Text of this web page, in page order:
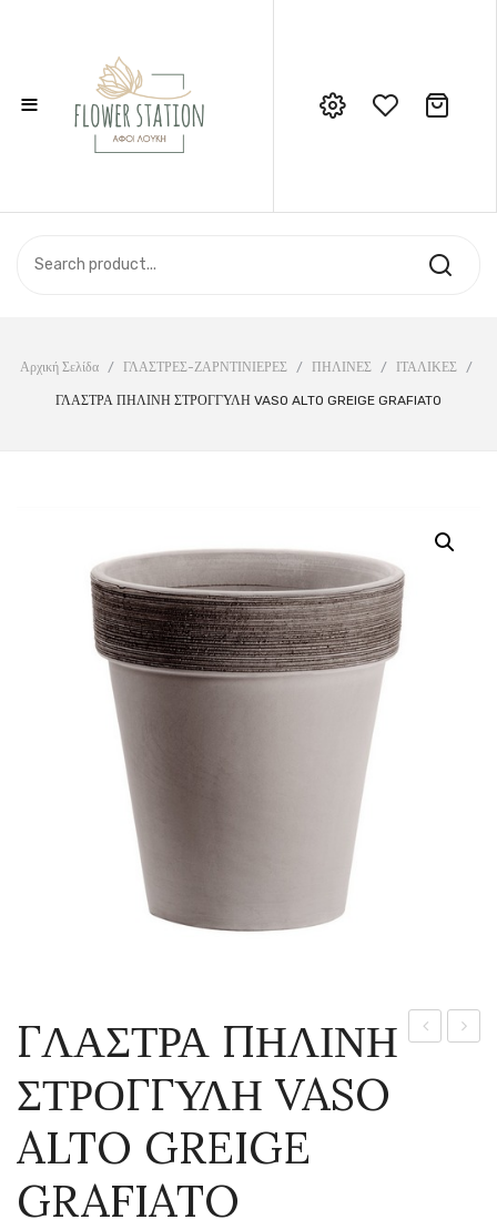
≡
ΕΠΙΚΟΙΝΩΝΊΑ
Αρχική Σελίδα / ΓΛΑΣΤΡΕΣ-ΖΑΡΝΤΙΝΙΕΡΕΣ / ΠΗΛΙΝΕΣ / ΙΤΑΛΙΚΕΣ /
ΓΛΑΣΤΡΑ ΠΗΛΙΝΗ ΣΤΡΟΓΓΥΛΗ VASO ALTO GREIGE GRAFIATO
ΓΛΑΣΤΡΑ ΠΗΛΙΝΗ
ΣΤΡΟΓΓΥΛΗ VASO
ALTO GREIGE
GRAFIATO